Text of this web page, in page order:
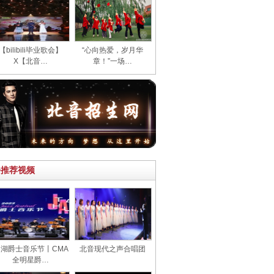
bilibili毕业歌会】
X【北音…
“心向热爱，岁月华
章！”一场…
荐视频
爵士音乐节丨CMA
全明星爵…
北音现代之声合唱团